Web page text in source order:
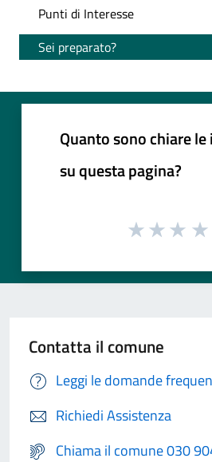
Punti di Interesse
Sei preparato?
Quanto sono chiare
su questa pagina?
Contatta il comune
Leggi le domande
Richiedi Assistenza
Chiama il comune 030